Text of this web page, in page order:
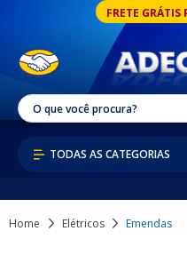
FRETE GRÁTIS
Home Elétricos Emendas